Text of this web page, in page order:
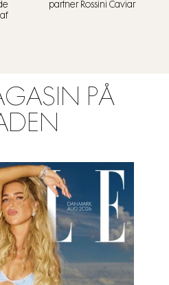
partner Rossini Caviar
PÅ